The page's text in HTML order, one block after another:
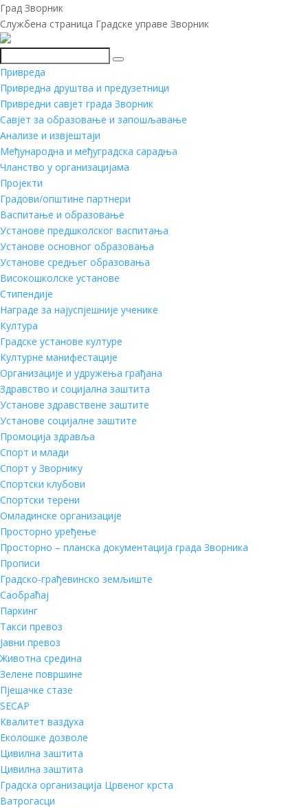
Град Зворник
Службена страница Градске управе Зворник
Претражи
Привреда
Привредна друштва и предузетници
Привредни савјет града Зворник
Савјет за образовање и запошљавање
Анализе и извјештаји
Међународна и међуградска сарадња
Чланство у организацијама
Пројекти
Градови/општине партнери
Васпитање и образовање
Установе предшколског васпитања
Установе основног образовања
Установе средњег образовања
Високошколске установе
Стипендије
Награде за најуспјешније ученике
Култура
Градске установе културе
Културне манифестације
Организације и удружења грађана
Здравство и социјална заштита
Установе здравствене заштите
Установе социјалне заштите
Промоција здравља
Спорт и млади
Спорт у Зворнику
Спортски клубови
Спортски терени
Омладинске организације
Просторно уређење
Просторно – планска документација града Зворника
Прописи
Градско-грађевинско земљиште
Саобраћај
Паркинг
Такси превоз
Јавни превоз
Животна средина
Зелене површине
Пјешачке стазе
SECAP
Квалитет ваздуха
Еколошке дозволе
Цивилна заштита
Цивилна заштита
Градска организација Црвеног крста
Ватрогасци